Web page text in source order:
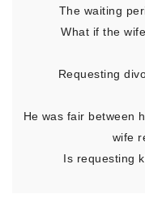
The waiting
What if the
Requesting
He was fair between
wife
Is requesting